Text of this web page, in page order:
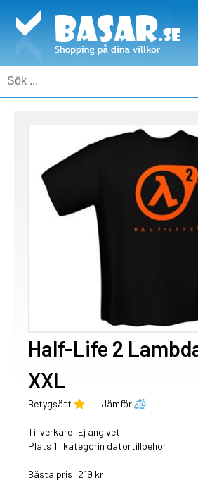
Half-Life 2
XXL
Betygsätt | Jämför
Tillverkare: Ej angivet
Plats 1 i kategorin datortillbehör
Bästa pris: 219 kr